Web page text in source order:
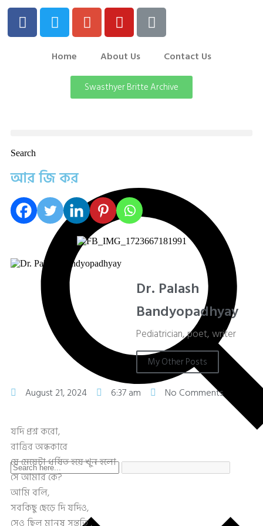
Home About Us Contact Us
Swasthyer Britte Archive
Search
আর জি কর
Dr. Palash
Bandyopadhyay
Pediatrician, poet, writer
My Other Posts
August 21, 2024 6:37 am No Comments
যদি প্রশ্ন করো,
রাত্রির অন্ধকারে
যে মেয়েটা ধর্ষিত হয়ে খুন হলো
সে আমার কে?
আমি বলি,
সবকিছু ছেড়ে দি যদিও,